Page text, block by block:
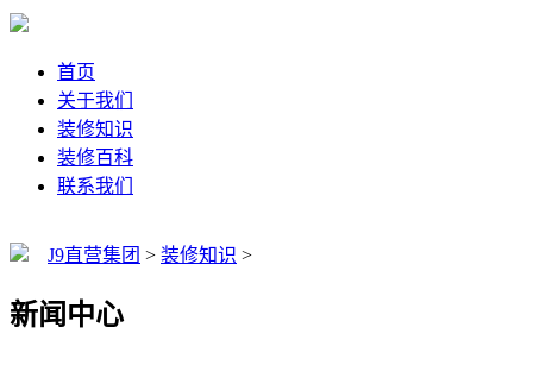
首页
关于我们
装修知识
装修百科
联系我们
J9直营集团 > 装修知识 >
新闻中心